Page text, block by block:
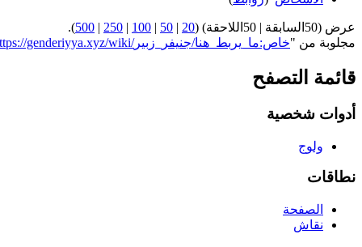
عرض (50السابقة | 50اللاحقة) ( 20
|
50
|
100
|
250
|
500
).
مجلوبة من "https://genderiyya.xyz/wiki/خاص:ما_يربط_هنا/جنيفر_زبير
قائمة التصفح
أدوات شخصية
ولوج
نطاقات
الصفحة
نقاش